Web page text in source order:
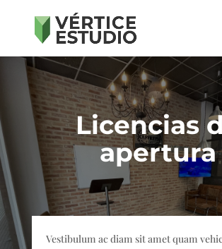
Licencias
apertura
Vestibulum ac diam sit amet quam